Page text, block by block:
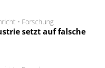
• Forschung
setzt auf falsche